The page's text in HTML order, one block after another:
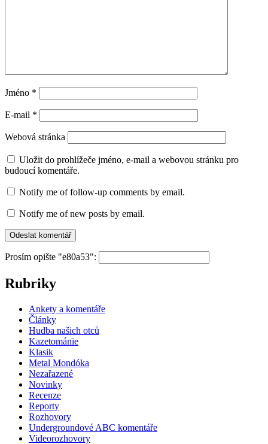
Jméno *
E-mail *
Webová stránka
Uložit do prohlížeče jméno, e-mail a webovou stránku pro
budoucí komentáře.
Notify me of follow-up comments by email.
Notify me of new posts by email.
Prosím opište "e80a53":
Rubriky
Ankety a komentáře
Články
Hudba našich otců
Kazetománie
Klasik
Metal Mondóka
Nezařazené
Novinky
Recenze
Reporty
Rozhovory
Undergroundové ABC komentáře
Videorozhovory